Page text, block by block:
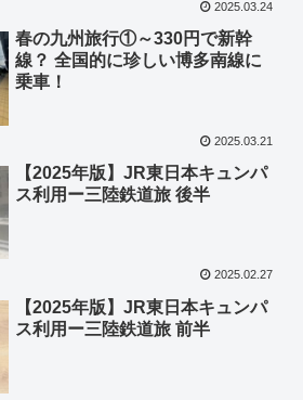
2025.03.24
春の九州旅行①～330円で新幹
線？ 全国的に珍しい博多南線に
乗車！
2025.03.21
【2025年版】JR東日本キュンパ
ス利用ー三陸鉄道旅 後半
2025.02.27
【2025年版】JR東日本キュンパ
ス利用ー三陸鉄道旅 前半